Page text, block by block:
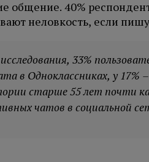
общение. 40%
неловкость, если
33%
в Одноклассниках, у 17%
старше 55 лет почти
чатов в социальной